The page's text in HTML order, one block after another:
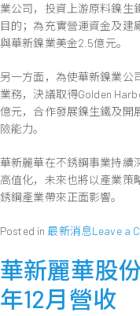
業公司，投資上游原料鎳生
目的；為充實營運資金及建
與華新鎳業美金2.5億元。
另一方面，為使華新鎳業公
業務，決議取得Golden
億元，合作發展鎳生鐵及開
險能力。
華新麗華在不銹鋼事業持續
高值化，未來也將以產業策
銹鋼產業帶來正面影響。
Posted in最新消息Leave a
華新麗華股
年12月營收